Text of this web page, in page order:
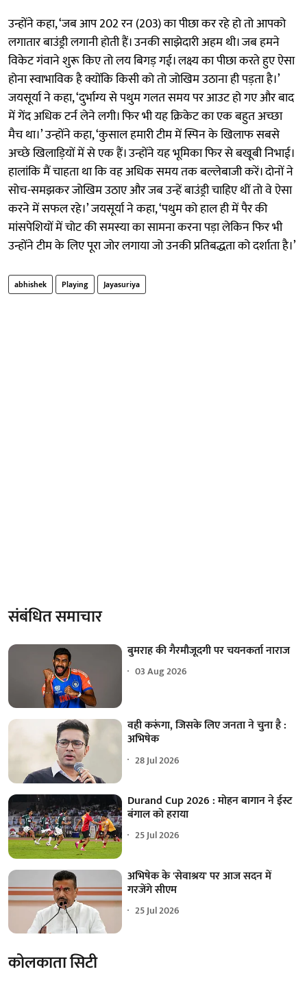
उन्होंने कहा, ‘जब आप 202 रन (203) का पीछा कर रहे हो तो आपको
लगातार बाउंड्री लगानी होती हैं। उनकी साझेदारी अहम थी। जब हमने
विकेट गंवाने शुरू किए तो लय बिगड़ गई। लक्ष्य का पीछा करते हुए ऐसा
होना स्वाभाविक है क्योंकि किसी को तो जोखिम उठाना ही पड़ता है।’
जयसूर्या ने कहा, ‘दुर्भाग्य से पथुम गलत समय पर आउट हो गए और बाद
में गेंद अधिक टर्न लेने लगी। फिर भी यह क्रिकेट का एक बहुत अच्छा
मैच था।’ उन्होंने कहा, ‘कुसाल हमारी टीम में स्पिन के खिलाफ सबसे
अच्छे खिलाड़ियों में से एक हैं। उन्होंने यह भूमिका फिर से बखूबी निभाई।
हालांकि मैं चाहता था कि वह अधिक समय तक बल्लेबाजी करें। दोनों ने
सोच-समझकर जोखिम उठाए और जब उन्हें बाउंड्री चाहिए थीं तो वे ऐसा
करने में सफल रहे।’ जयसूर्या ने कहा, ‘पथुम को हाल ही में पैर की
मांसपेशियों में चोट की समस्या का सामना करना पड़ा लेकिन फिर भी
उन्होंने टीम के लिए पूरा जोर लगाया जो उनकी प्रतिबद्धता को दर्शाता है।’
abhishek Playing Jayasuriya
संबंधित समाचार
बुमराह की गैरमौजूदगी पर चयनकर्ता नाराज
03 Aug 2026
वही करूंगा, जिसके लिए जनता ने चुना है :
अभिषेक
28 Jul 2026
Durand Cup 2026 : मोहन बागान ने ईस्ट
बंगाल को हराया
25 Jul 2026
अभिषेक के 'सेवाश्रय' पर आज सदन में
गरजेंगे सीएम
25 Jul 2026
कोलकाता सिटी